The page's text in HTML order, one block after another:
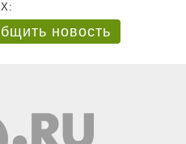
новость